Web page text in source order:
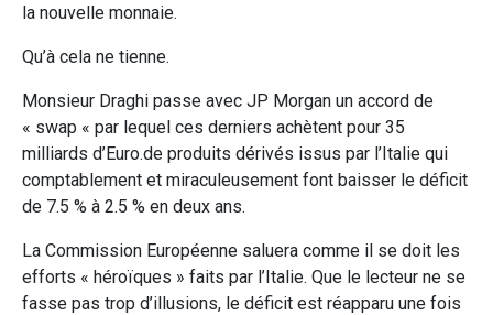
la nouvelle monnaie.
Qu’à cela ne tienne.
Monsieur Draghi passe avec JP Morgan un accord de
« swap « par lequel ces derniers achètent pour 35
milliards d’Euro.de produits dérivés issus par l’Italie qui
comptablement et miraculeusement font baisser le déficit
de 7.5 % à 2.5 % en deux ans.
La Commission Européenne saluera comme il se doit les
efforts « héroïques » faits par l’Italie. Que le lecteur ne se
fasse pas trop d’illusions, le déficit est réapparu une fois